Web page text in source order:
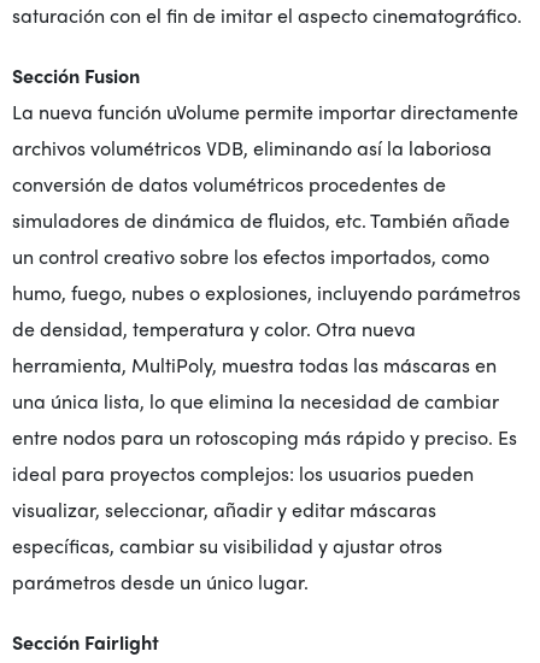
saturación con el fin de imitar el aspecto cinematográfico.
Sección Fusion
La nueva función uVolume permite importar directamente
archivos volumétricos VDB, eliminando así la laboriosa
conversión de datos volumétricos procedentes de
simuladores de dinámica de fluidos, etc. También añade
un control creativo sobre los efectos importados, como
humo, fuego, nubes o explosiones, incluyendo parámetros
de densidad, temperatura y color. Otra nueva
herramienta, MultiPoly, muestra todas las máscaras en
una única lista, lo que elimina la necesidad de cambiar
entre nodos para un rotoscoping más rápido y preciso. Es
ideal para proyectos complejos: los usuarios pueden
visualizar, seleccionar, añadir y editar máscaras
específicas, cambiar su visibilidad y ajustar otros
parámetros desde un único lugar.
Sección Fairlight